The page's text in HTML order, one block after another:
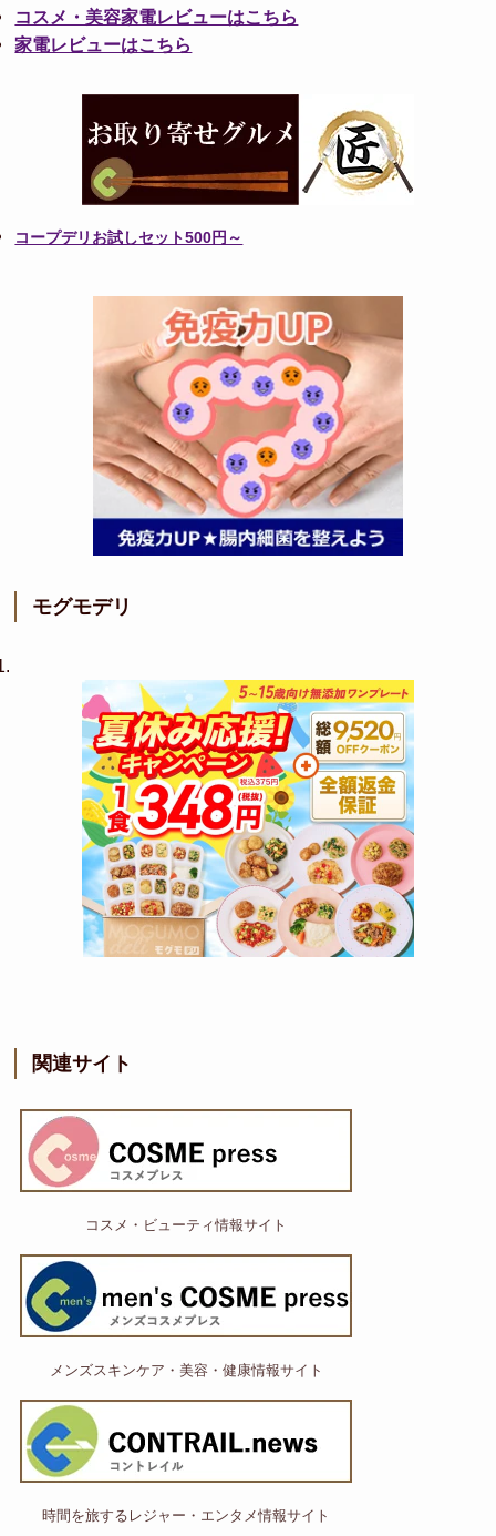
コスメ・美容家電レビューはこちら
家電レビューはこちら
コープデリお試しセット500円～
モグモデリ
関連サイト
コスメ・ビューティ情報サイト
メンズスキンケア・美容・健康情報サイト
時間を旅するレジャー・エンタメ情報サイト